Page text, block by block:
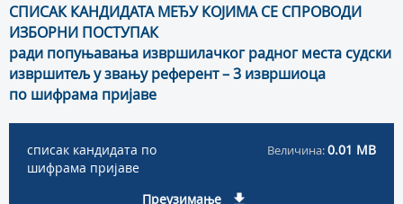
СПИСАК КАНДИДАТА МЕЂУ КОЈИМА СЕ СПРОВОДИ
ИЗБОРНИ ПОСТУПАК
ради попуњавања извршилачког радног места судски
извршитељ у звању референт – 3 извршиоца
по шифрама пријаве
списак кандидата по
шифрама пријаве
Величина:0.01 MB
Преузимање